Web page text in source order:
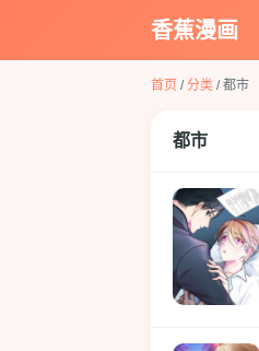
香蕉漫画
首页 /分类 / 都市
都市